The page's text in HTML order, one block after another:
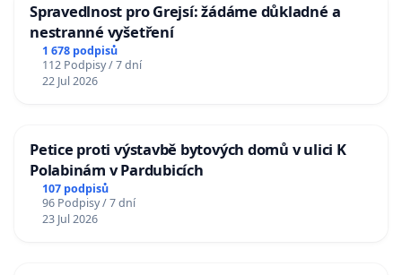
Spravedlnost pro Grejsí: žádáme důkladné a
nestranné vyšetření
1 678 podpisů
112 Podpisy / 7 dní
22 Jul 2026
Petice proti výstavbě bytových domů v ulici K
Polabinám v Pardubicích
107 podpisů
96 Podpisy / 7 dní
23 Jul 2026